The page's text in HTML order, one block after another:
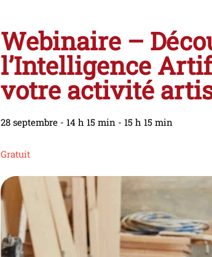
Webinaire –
l’Intelligence
votre activité
28 septembre -14 h 15 min -15 h 15 min
Gratuit